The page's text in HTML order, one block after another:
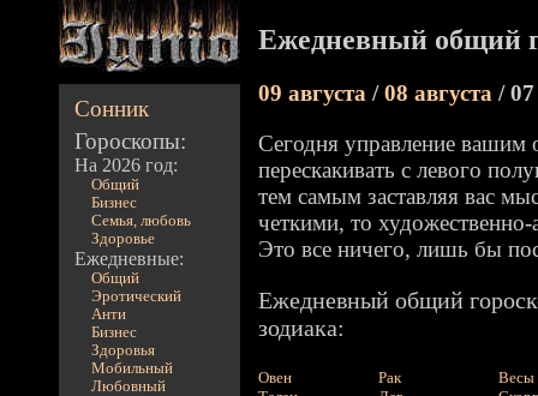
Сонник
Гороскопы:
На 2026 год:
Общий
Бизнес
Семья, любовь
Здоровье
Ежедневные:
Общий
Эротический
Анти
Бизнес
Здоровья
Мобильный
Любовный
Ежедневный общий
09 августа /08 августа /
Сегодня управление вашим
перескакивать с левого
тем самым заставляя вас
четкими, то
Это все ничего, лишь бы
Ежедневный общий
зодиака:
Овен
Рак
Весы